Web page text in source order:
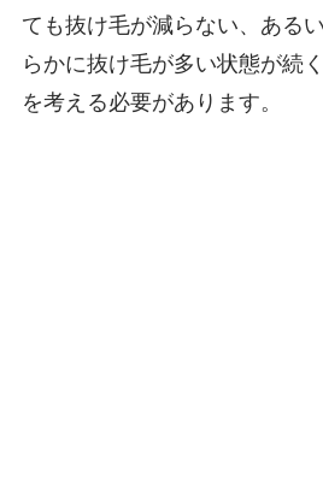
ても抜け毛が減らない、ある
らかに抜け毛が多い状態が続
を考える必要があります。